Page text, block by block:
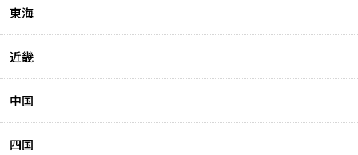
東海
近畿
中国
四国